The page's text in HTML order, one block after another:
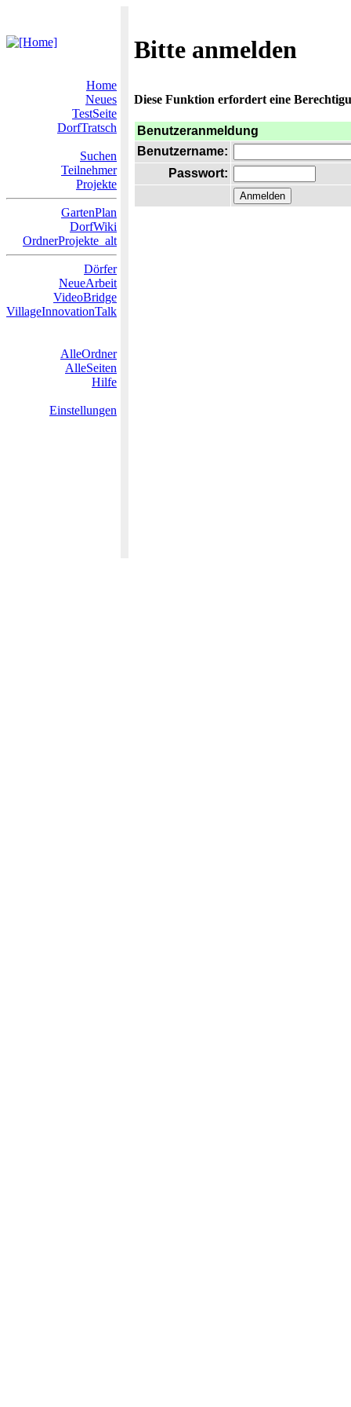
Bitte anmelden
Home
Neues
TestSeite
DorfTratsch
Suchen
Teilnehmer
Projekte
GartenPlan
DorfWiki
OrdnerProjekte_alt
Dörfer
NeueArbeit
VideoBridge
VillageInnovationTalk
AlleOrdner
AlleSeiten
Hilfe
Einstellungen
Diese Funktion erfordert eine
Benutzeranmeldung
Benutzername:
Passwort: